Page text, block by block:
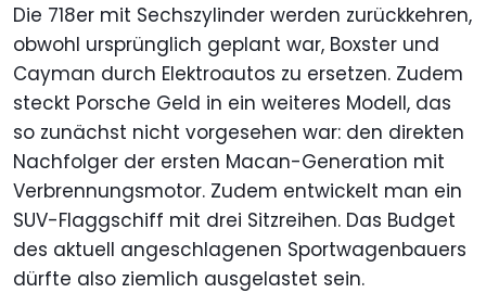
Die 718er mit Sechszylinder werden zurückkehren,
obwohl ursprünglich geplant war, Boxster und
Cayman durch Elektroautos zu ersetzen. Zudem
steckt Porsche Geld in ein weiteres Modell, das
so zunächst nicht vorgesehen war: den direkten
Nachfolger der ersten Macan-Generation mit
Verbrennungsmotor. Zudem entwickelt man ein
SUV-Flaggschiff mit drei Sitzreihen. Das Budget
des aktuell angeschlagenen Sportwagenbauers
dürfte also ziemlich ausgelastet sein.